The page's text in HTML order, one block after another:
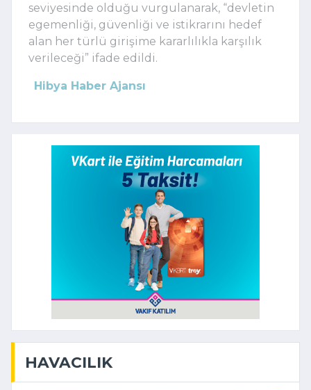
seviyesinde olduğu vurgulanarak, “devletin
egemenliği, güvenliği ve istikrarını hedef
alan her türlü girişime kararlılıkla karşılık
verileceği” ifade edildi.
Hibya Haber Ajansı
HAVACILIK